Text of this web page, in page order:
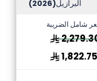
البرازيل(2026)
شامل الضريبة
1,822.75